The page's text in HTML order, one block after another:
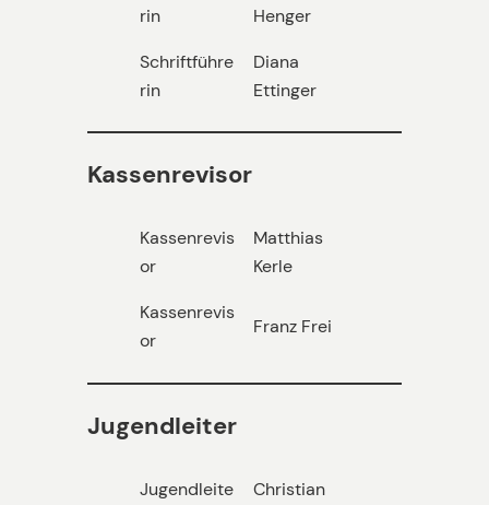
rin
Henger
Schriftführe
rin
Diana
Ettinger
Kassenrevisor
Kassenrevis
or
Matthias
Kerle
Kassenrevis
or
Franz Frei
Jugendleiter
Jugendleite
Christian